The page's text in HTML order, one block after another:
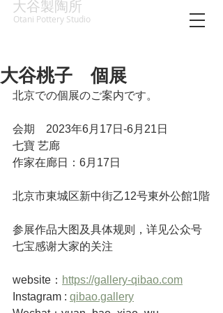
大谷製陶所
Otani Pottery Studio
大谷桃子 個展
北京での個展のご案内です。
会期　2023年6月17日-6月21日
七寶 艺廊
作家在廊日：6月17日
北京市東城区新中街乙12号東外公館1階
参展作品大图及具体规则，详见公众号
七宝感谢大家的关注
website： https://gallery-qibao.com
Instagram : qibao.gallery